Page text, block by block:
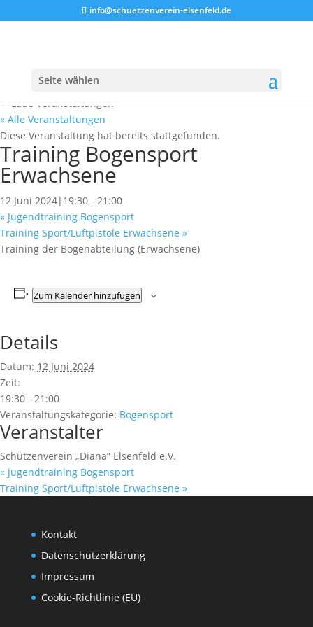
info@schuetzenverein-elsenfeld.de
Seite wählen
« Alle Veranstaltungen
Diese Veranstaltung hat bereits stattgefunden.
Training Bogensport
Erwachsene
12 Juni 2024|19:30 - 21:00
« Jugendtraining Bogensport
Training Sport/Luftpistole Erwachsene »
Training der Bogenabteilung (Erwachsene)
Zum Kalender hinzufügen
Details
Datum: 12 Juni 2024
Zeit:
19:30 - 21:00
Veranstaltungskategorie: Bogensport
Veranstalter
Schützenverein „Diana“ Elsenfeld e.V.
« Jugendtraining Bogensport
Training Sport/Luftpistole Erwachsene »
Kontakt
Datenschutzerklärung
Impressum
Cookie-Richtlinie (EU)